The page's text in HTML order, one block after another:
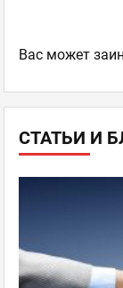
СТАТЬИ И
Ваc может